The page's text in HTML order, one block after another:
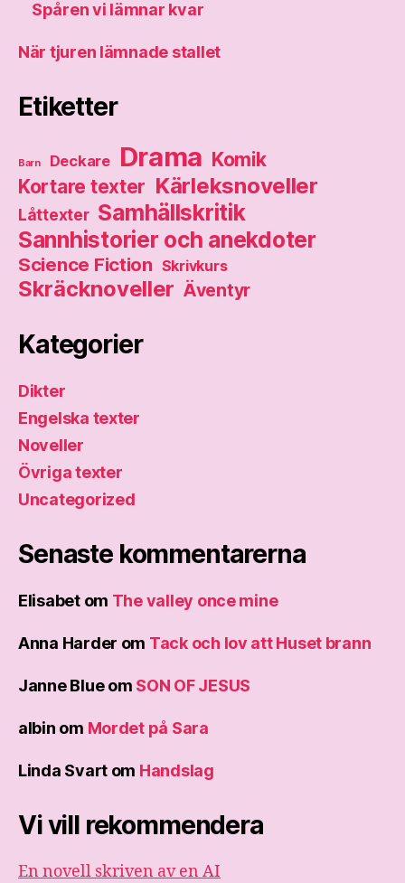
Spåren vi lämnar kvar
När tjuren lämnade stallet
Etiketter
Barn Deckare Drama Komik
Kortare texter Kärleksnoveller
Låttexter Samhällskritik
Sannhistorier och anekdoter
Science Fiction Skrivkurs
Skräcknoveller Äventyr
Kategorier
Dikter
Engelska texter
Noveller
Övriga texter
Uncategorized
Senaste kommentarerna
Elisabetom The valley once mine
Anna Harder om Tack och lov att Huset brann
Janne Blueom SON OF JESUS
albin om Mordet på Sara
Linda Svart om Handslag
Vi vill rekommendera
En novell skriven av en AI